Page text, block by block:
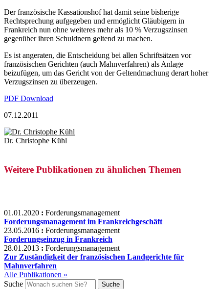
Der französische Kassationshof hat damit seine bisherige
Rechtsprechung aufgegeben und ermöglicht Gläubigern in
Frankreich nun ohne weiteres mehr als 10 % Verzugszinsen
gegenüber ihren Schuldnern geltend zu machen.
Es ist angeraten, die Entscheidung bei allen Schriftsätzen vor
französischen Gerichten (auch Mahnverfahren) als Anlage
beizufügen, um das Gericht von der Geltendmachung derart hoher
Verzugszinsen zu überzeugen.
PDF Download
07.12.2011
Dr. Christophe Kühl
Weitere Publikationen zu ähnlichen Themen
01.01.2020 : Forderungsmanagement
Forderungsmanagement im Frankreichgeschäft
23.05.2016 : Forderungsmanagement
Forderungseinzug in Frankreich
28.01.2013 : Forderungsmanagement
Zur Zuständigkeit der französischen Landgerichte für
Mahnverfahren
Alle Publikationen »
Suche